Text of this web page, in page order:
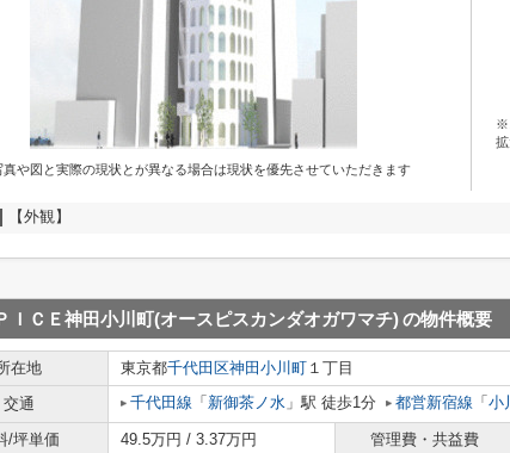
や図と実際の現状とが異なる場合は現状を優先させていただきます
※
【外観】
ＩＣＥ神田小川町(オースピスカンダオガワマチ)の物件概要
在地 東京都千代田区神田小川町 １丁目
交通
千代田線 「 新御茶ノ水 」駅 徒歩1分 都営新宿線 「 小
/坪単価 49.5万円 / 3.37万円 管理費・共益費